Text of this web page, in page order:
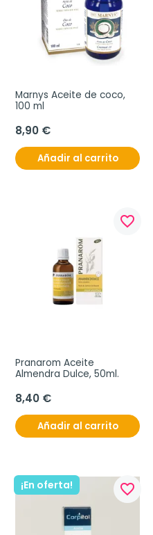
Marnys Aceite de coco,
100 ml
8,90 €
Añadir al carrito
favorite_border
Pranarom Aceite
Almendra Dulce, 50ml.
8,40 €
Añadir al carrito
¡En oferta! favorite_border